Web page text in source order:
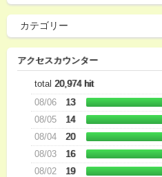
アクセスカウンター
total 20,974 hit
08/06
13
08/05
14
08/04
20
08/03
16
08/02
19